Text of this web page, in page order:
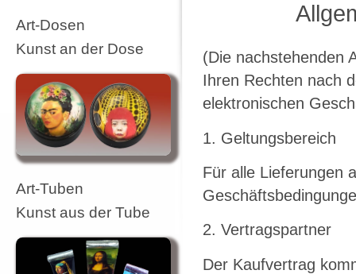
Art-Dosen
Kunst an der Dose
Art-Tuben
Kunst aus der Tube
(Die nachstehenden
Ihren Rechten nach
elektronischen
1. Geltungsbereich
Für alle Lieferungen
2. Vertragspartner
Der Kaufvertrag